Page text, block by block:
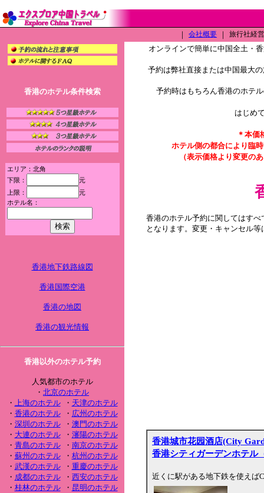
｜ 会社概要 ｜ 旅行社経
香港のホテル条件検索
エリア：北角
下限：
元
上限：
元
ホテル名：
香港地下鉄路線図
香港国際空港
香港の地図
香港の観光情報
香港以外のホテル予約
人気都市のホテル
・ 北京のホテル
・ 上海のホテル・ 天津のホテル
・ 香港のホテル・ 広州のホテル
・ 深圳のホテル・ 澳門のホテル
・ 大連のホテル・ 瀋陽のホテル
・ 青島のホテル・ 南京のホテル
・ 蘇州のホテル・ 杭州のホテル
・ 武漢のホテル・ 重慶のホテル
・ 成都のホテル・ 西安のホテル
・ 桂林のホテル・ 昆明のホテル
オンラインで簡単に中国全土・
予約は弊社直接または中国最大
予約時はもちろん香港のホテ
はじめ
＊本価
ホテル側の都合により臨
（表示価格より変更の
香港のホテル予約に関してはす
となります。変更・キャンセル
香港城市花园酒店(City
香港シティガーデンホテル
近くに駅がある地下鉄を使えば